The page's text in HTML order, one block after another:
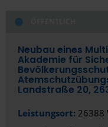
Neubau eines
Akademie für
Landstraße 20,
Leistungsort: 26388